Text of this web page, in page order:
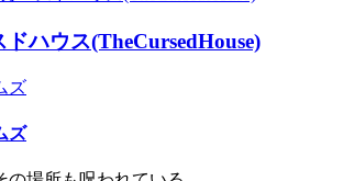
ハウス(TheCursedHouse)
ズ
ズ